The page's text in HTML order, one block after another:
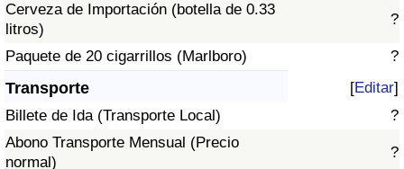
Cerveza de Importación (botella de 0.33
litros)
?
Paquete de 20 cigarrillos (Marlboro) ?
Transporte [Editar]
Billete de Ida (Transporte Local)
?
Abono Transporte Mensual (Precio
normal)
?
Índice de Tráfico por País